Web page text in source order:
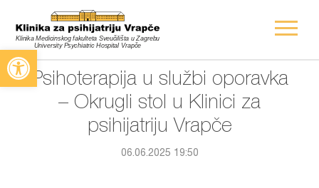
Open toolbar
Psihoterapija u službi oporavka
– Okrugli stol u Klinici za
psihijatriju Vrapče
06.06.2025 19:50